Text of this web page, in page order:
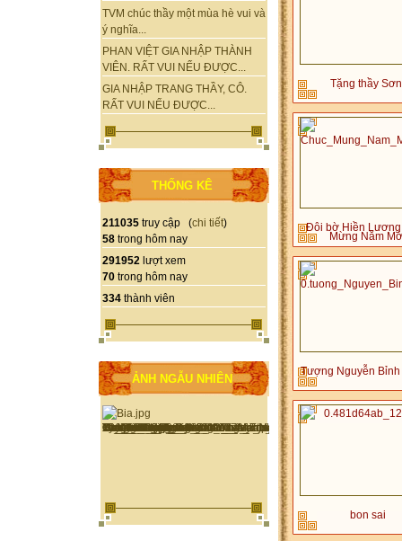
TVM chúc thầy một mùa hè vui và
ý nghĩa...
PHAN VIỆT GIA NHẬP THÀNH
VIÊN. RẤT VUI NẾU ĐƯỢC...
GIA NHẬP TRANG THẦY, CÔ.
RẤT VUI NẾU ĐƯỢC...
THỐNG KÊ
211035 truy cập (chi tiết)
58 trong hôm nay
291952 lượt xem
70 trong hôm nay
334 thành viên
ẢNH NGẪU NHIÊN
Tặng thầy
Đôi bờ Hiền Lương
Mừng Năm
Tượng Nguyễn Bỉnh
bon sai